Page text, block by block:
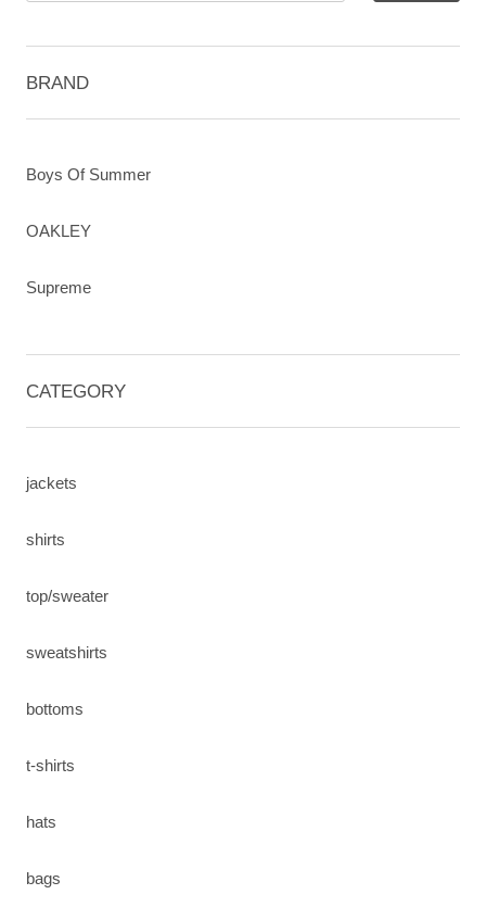
BRAND
Boys Of Summer
OAKLEY
Supreme
CATEGORY
jackets
shirts
top/sweater
sweatshirts
bottoms
t-shirts
hats
bags